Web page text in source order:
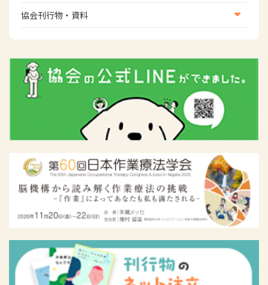
女性相談窓口
倫理関連情報
会員の諸手続き
協会刊行物・資料
広報活動について
主な協会資料